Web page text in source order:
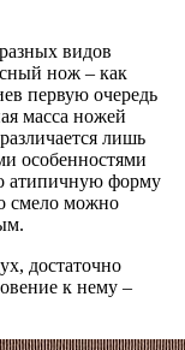
видов
нож – как
первую очередь
масса ножей
лишь
особенностями
атипичную форму
смело можно
достаточно
к нему –